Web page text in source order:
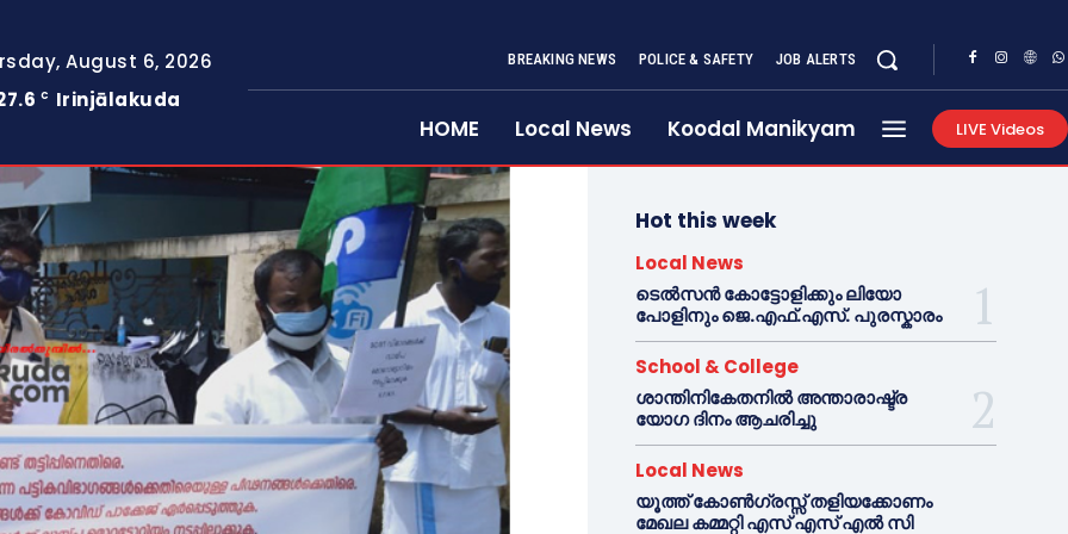
August 6, 2026
C Irinjālakuda
BREAKING NEWS POLICE & SAFETY JOB ALERTS
HOME Local News Koodal Manikyam LIVE Videos
Hot this week
Local News
ടെൽസൻ കോട്ടോളിക്കും ലിയോ
പോളിനും ജെ.എഫ്.എസ്. പുരസ്കാരം
School & College
ശാന്തിനികേതനിൽ അന്താരാഷ്ട്ര
യോഗ ദിനം ആചരിച്ചു
Local News
യൂത്ത് കോൺഗ്രസ്സ് തളിയക്കോണം
മേഖല കമ്മറ്റി എസ് എസ് എൽ സി